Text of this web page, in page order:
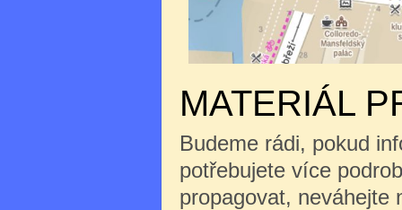
MATERIÁL
Budeme rádi, pokud
potřebujete více
propagovat, neváhejte